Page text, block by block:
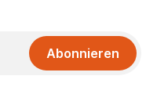
Abonnieren